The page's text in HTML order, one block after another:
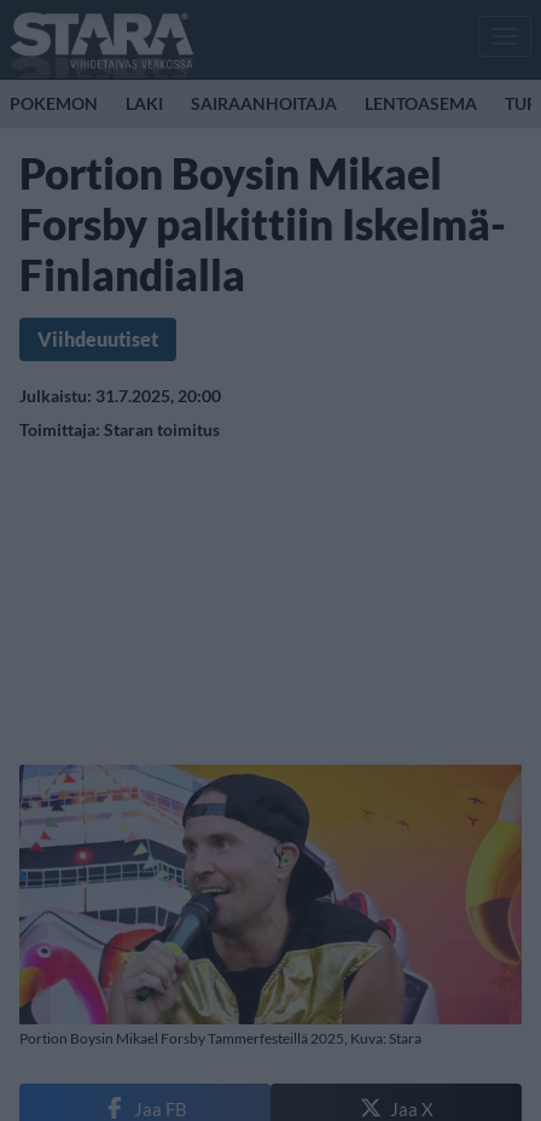
POKEMON LAKI SAIRAANHOITAJA LENTOASEMA
Portion Boysin Mikael
Forsby palkittiin Iskelmä-
Finlandialla
Viihdeuutiset
Julkaistu: 31.7.2025, 20:00
Toimittaja: Staran toimitus
Portion Boysin Mikael Forsby Tammerfesteillä 2025, Kuva: Stara
Jaa FB Jaa X